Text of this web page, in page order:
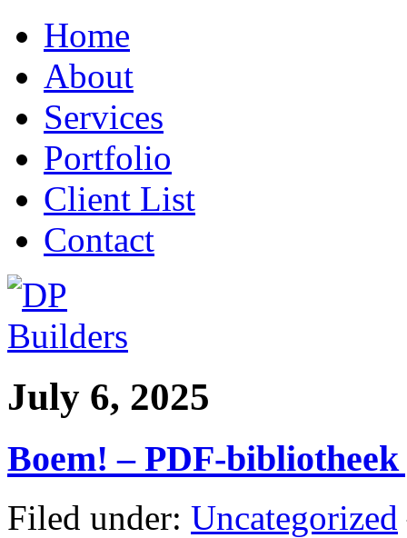
Home
About
Services
Portfolio
Client List
Contact
July 6, 2025
Boem! – PDF-
Filed under: Uncategorized